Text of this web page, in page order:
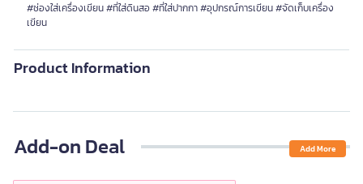
#ช่องใส่เครื่องเขียน #ที่ใส่ดินสอ #ที่ใส่ปากกา #อุปกรณ์การเขียน #จัดเก็บเครื่อง
เขียน
Product Information
Add-on Deal Add More